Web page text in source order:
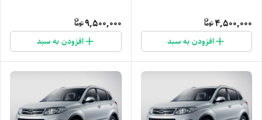
4,500,000
افزودن به سبد
9,500,000
افزودن به سبد